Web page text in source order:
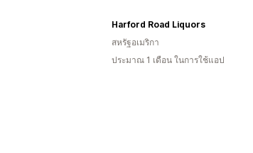
Harford Road Liquors
สหรัฐอเมริกา
ประมาณ 1 เดือน ในการใช้แอป